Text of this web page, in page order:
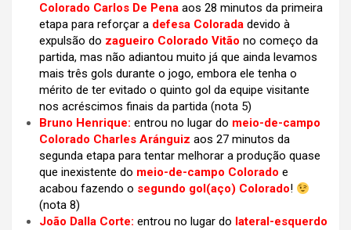
Colorado Carlos De Pena aos 28 minutos da primeira
etapa para reforçar a defesa Colorada devido à
expulsão do zagueiro Colorado Vitão no começo da
partida, mas não adiantou muito já que ainda levamos
mais três gols durante o jogo, embora ele tenha o
mérito de ter evitado o quinto gol da equipe visitante
nos acréscimos finais da partida (nota 5)
Bruno Henrique: entrou no lugar do meio-de-campo
Colorado Charles Aránguiz aos 27 minutos da
segunda etapa para tentar melhorar a produção quase
que inexistente do meio-de-campo Colorado e
acabou fazendo o segundo gol(aço) Colorado!
(nota 8)
João Dalla Corte: entrou no lugar do lateral-esquerdo